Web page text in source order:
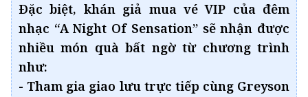
Đặc biệt, khán giả mua vé VIP của đêm
nhạc “A Night Of Sensation” sẽ nhận được
nhiều món quà bất ngờ từ chương trình
như:
- Tham gia giao lưu trực tiếp cùng Greyson